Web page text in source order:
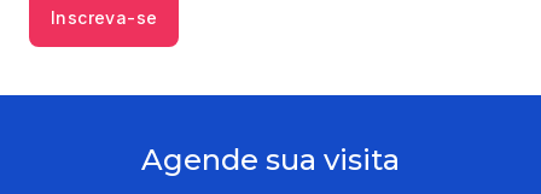
Inscreva-se
Agende sua visita